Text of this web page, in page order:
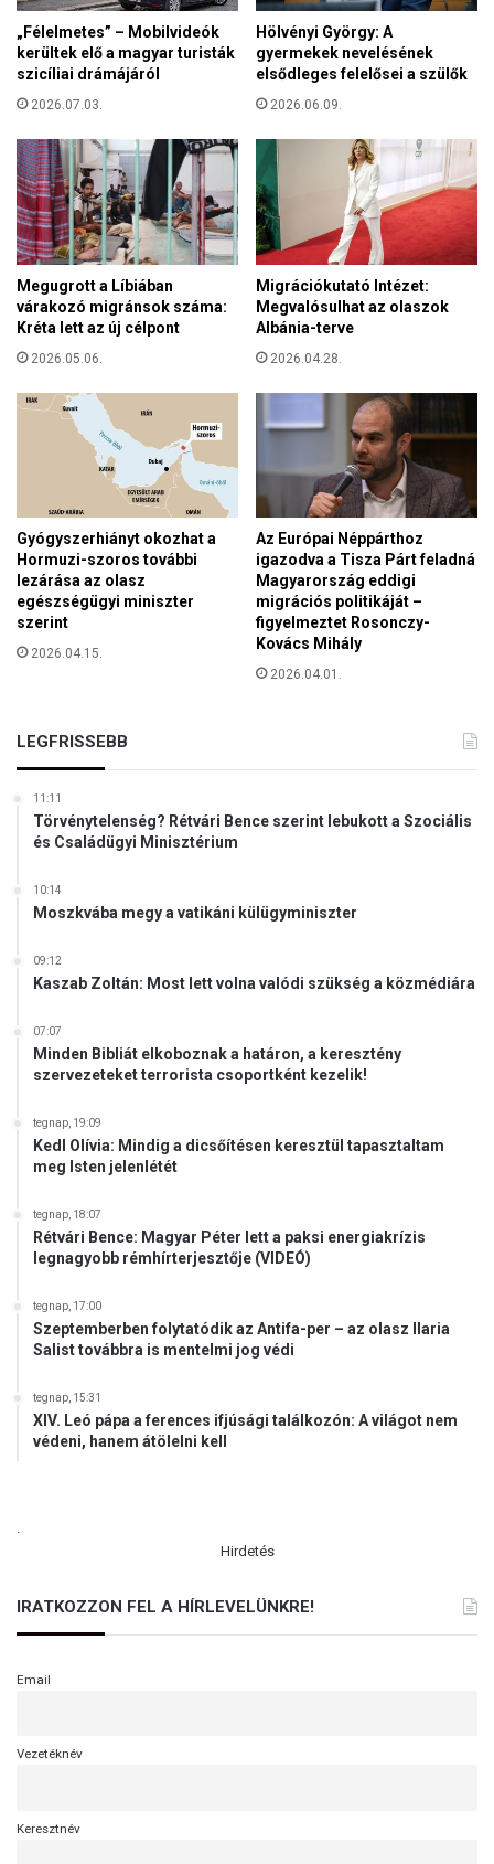
n
e
r
ó
i
t
ö
m
e
g
m
é
á
i
a
t
t
d
é
k
i
o
t
h
o
n
f
e
ú
j
í
á
o
g
r
a
m
„Félelmetes” – Mobilvideók
kerültek elő a magyar turisták
szicíliai drámájáról
2026.07.03.
Hölvényi György: A
gyermekek nevelésének
elsődleges felelősei a szülők
2026.06.09.
Megugrott a Líbiában
várakozó migránsok száma:
Kréta lett az új célpont
2026.05.06.
Migrációkutató Intézet:
Megvalósulhat az olaszok
Albánia-terve
2026.04.28.
Gyógyszerhiányt okozhat a
Hormuzi-szoros további
lezárása az olasz
egészségügyi miniszter
szerint
2026.04.15.
Az Európai Néppárthoz
igazodva a Tisza Párt feladná
Magyarország eddigi
migrációs politikáját –
figyelmeztet Rosonczy-
Kovács Mihály
2026.04.01.
LEGFRISSEBB
11:11
Törvénytelenség? Rétvári Bence szerint lebukott a Szociális
és Családügyi Minisztérium
10:14
Moszkvába megy a vatikáni külügyminiszter
09:12
Kaszab Zoltán: Most lett volna valódi szükség a közmédiára
07:07
Minden Bibliát elkoboznak a határon, a keresztény
szervezeteket terrorista csoportként kezelik!
tegnap, 19:09
Kedl Olívia: Mindig a dicsőítésen keresztül tapasztaltam
meg Isten jelenlétét
tegnap, 18:07
Rétvári Bence: Magyar Péter lett a paksi energiakrízis
legnagyobb rémhírterjesztője (VIDEÓ)
tegnap, 17:00
Szeptemberben folytatódik az Antifa-per – az olasz Ilaria
Salist továbbra is mentelmi jog védi
tegnap, 15:31
XIV. Leó pápa a ferences ifjúsági találkozón: A világot nem
védeni, hanem átölelni kell
Hirdetés
IRATKOZZON FEL A HÍRLEVELÜNKRE!
Email
Vezetéknév
Keresztnév